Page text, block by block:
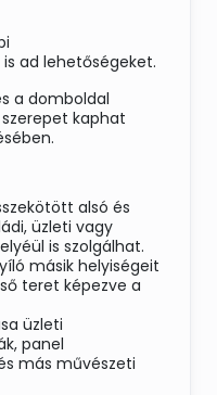
ad lehetőségeket.
a domboldal
kaphat
alsó és
üzleti vagy
is szolgálhat.
másik helyiségeit
teret képezve a
üzleti
panel
más művészeti